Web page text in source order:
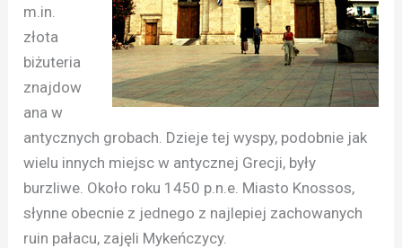
m.in.
złota
biżuteria
znajdow
ana w
antycznych grobach. Dzieje tej wyspy, podobnie jak
wielu innych miejsc w antycznej Grecji, były
burzliwe. Około roku 1450 p.n.e. Miasto Knossos,
słynne obecnie z jednego z najlepiej zachowanych
ruin pałacu, zajęli Mykeńczycy.